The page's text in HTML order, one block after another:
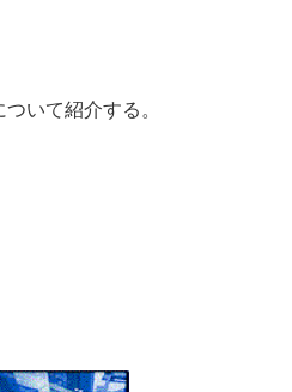
いて紹介する。